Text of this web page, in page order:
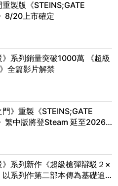
製版《STEINS;GATE
8/20上市確定
》系列銷量突破1000萬 《超級
全篇影片解禁
門》重製《STEINS;GATE
繁中版將登Steam 延至2026
》系列新作《超級槍彈辯駁２×
以系列作第二部本傳為基礎追